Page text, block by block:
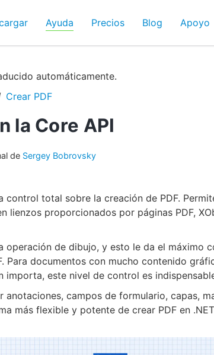
Ayuda Precios Blog Apoyo
automáticamente.
Crear PDF
la Core API
de Sergey Bobrovsky
control total sobre la creación de PDF.
lienzos proporcionados por páginas PDF,
operación de dibujo, y esto le da el máximo
Para documentos con mucho contenido
este nivel de control es
anotaciones, campos de formulario, capas,
más flexible y potente de crear PDF en